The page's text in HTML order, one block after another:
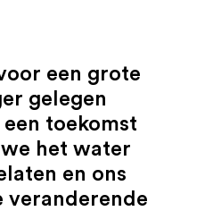
een grote
gelegen
toekomst
het water
en ons
veranderende